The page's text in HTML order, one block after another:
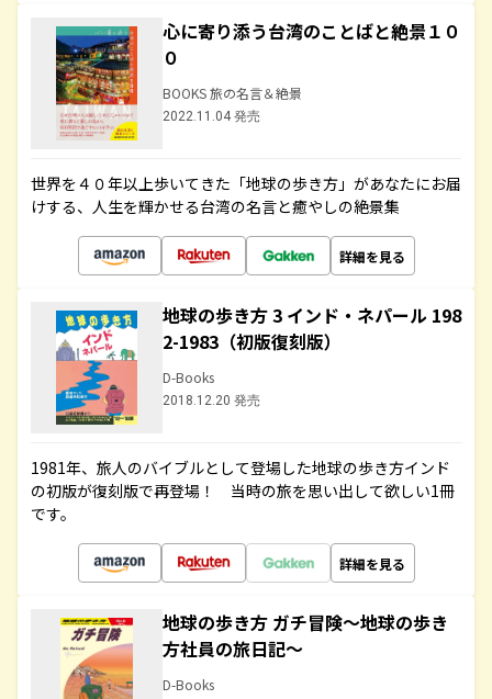
心に寄り添う台湾のことばと絶景１０
０
BOOKS 旅の名言＆絶景
2022.11.04 発売
世界を４０年以上歩いてきた「地球の歩き方」があなたにお届
けする、人生を輝かせる台湾の名言と癒やしの絶景集
詳細を見る
地球の歩き方 3 インド・ネパール 198
2-1983（初版復刻版）
D-Books
2018.12.20 発売
1981年、旅人のバイブルとして登場した地球の歩き方インド
の初版が復刻版で再登場！ 当時の旅を思い出して欲しい1冊
です。
詳細を見る
地球の歩き方 ガチ冒険～地球の歩き
方社員の旅日記～
D-Books